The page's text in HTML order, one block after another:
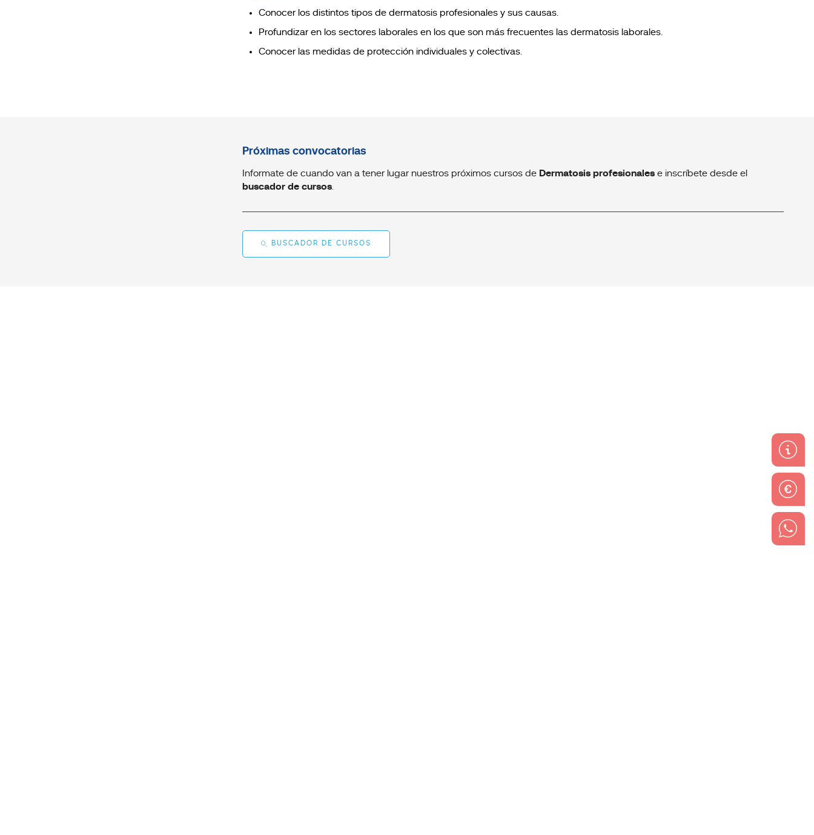
Conocer los distintos tipos de dermatosis profesionales y sus causas.
Profundizar en los sectores laborales en los que son más frecuentes las dermatosis laborales.
Conocer las medidas de protección individuales y colectivas.
Próximas convocatorias
Informate de cuando van a tener lugar nuestros próximos cursos de Dermatosis profesionales e inscríbete desde el
buscador de cursos.
BUSCADOR DE CURSOS